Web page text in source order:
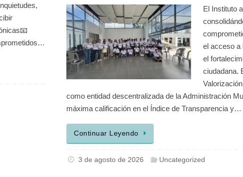
El Instituto
el acceso a
el
ciudadana.
como entidad descentralizada de la Administración
máxima calificación en el Índice de Transparencia y…
Continuar Leyendo
3 de agosto de 2026 Uncategorized